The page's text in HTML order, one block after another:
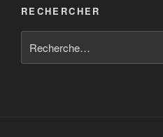
RECHERCHER